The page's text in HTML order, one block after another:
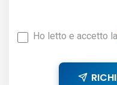
Ho letto e accetto la